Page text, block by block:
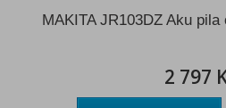
MAKITA JR103DZ Aku
2 797